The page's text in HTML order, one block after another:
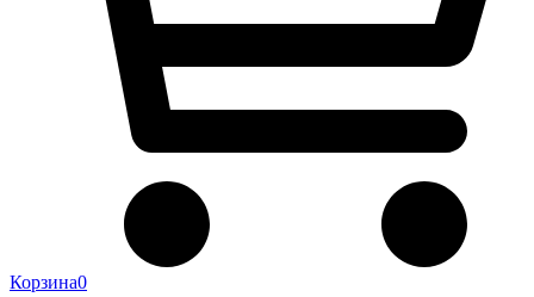
Корзина0